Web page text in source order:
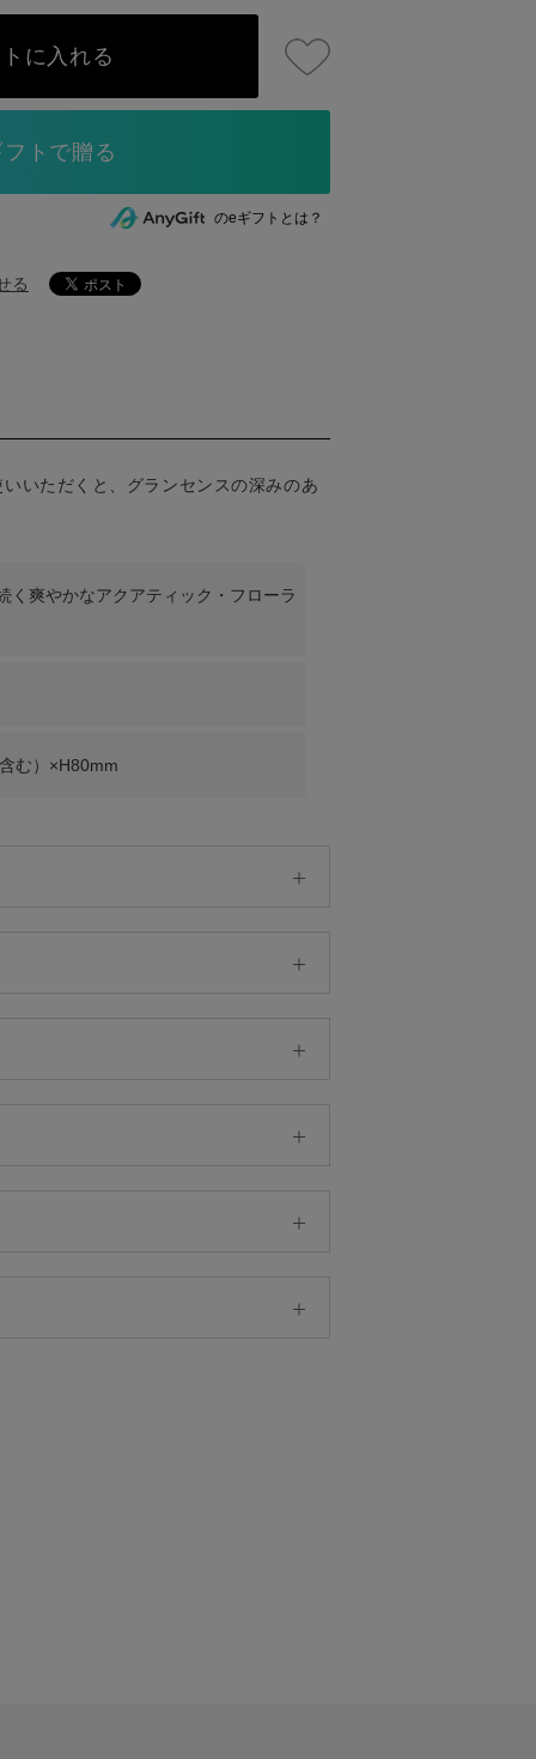
に入れる
のeギフトとは？
る
いただくと、グランセンスの深みのあ
く爽やかなアクアティック・フローラ
む）×H80mm